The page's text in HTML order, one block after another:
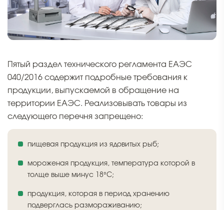
Пятый раздел технического регламента ЕАЭС
040/2016 содержит подробные требования к
продукции, выпускаемой в обращение на
территории ЕАЭС. Реализовывать товары из
следующего перечня запрещено:
пищевая продукция из ядовитых рыб;
мороженая продукция, температура которой в
толще выше минус 18°C;
продукция, которая в период хранению
подверглась размораживанию;